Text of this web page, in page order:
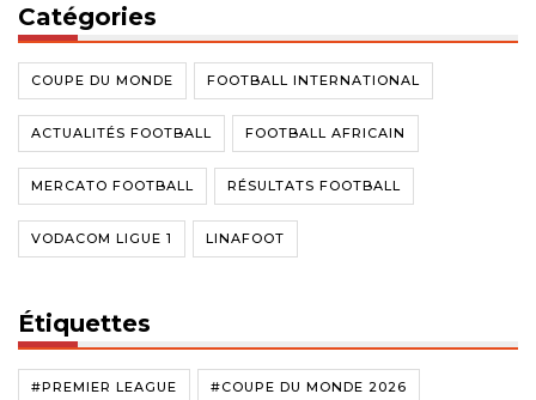
Catégories
COUPE DU MONDE FOOTBALL INTERNATIONAL
ACTUALITÉS FOOTBALL FOOTBALL AFRICAIN
MERCATO FOOTBALL RÉSULTATS FOOTBALL
VODACOM LIGUE 1 LINAFOOT
Étiquettes
#PREMIER LEAGUE #COUPE DU MONDE 2026